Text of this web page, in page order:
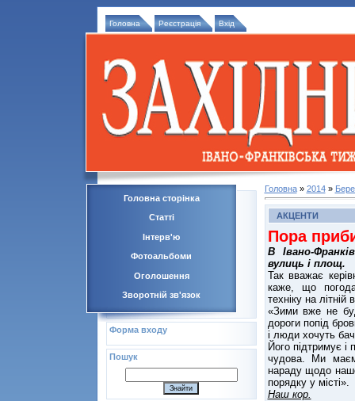
Головна Реєстрація Вхід
Головна сторінка
Статті
Інтерв'ю
Фотоальбоми
Оголошення
Зворотній зв'язок
Форма входу
Пошук
Головна» 2014 »
АКЦЕНТИ
Пора
В Івано-
вулиць і площ.
Так вважає
каже, що
техніку на
«Зими вже не
дороги попід
і люди хочуть
Його підтримує і
чудова. Ми
нараду щодо
порядку у місті».
Наш кор.